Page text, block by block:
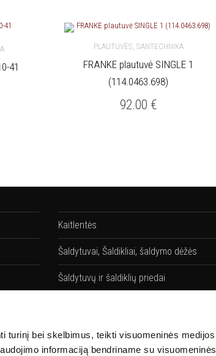
turinį bei skelbimus, teikti visuomeninės medijos
informaciją bendriname su visuomeninės
41
Į KREPŠELĮ
PLAUTUVĖS, SANTECHNIKA
FRANKE plautuvė SINGLE 1
(114.0463.698)
92.00 €
Kaitlentės
Šaldytuvai, Šaldikliai, šaldymo dėžės
Šaldytuvų ir šaldiklių priedai
Gartraukių priedai